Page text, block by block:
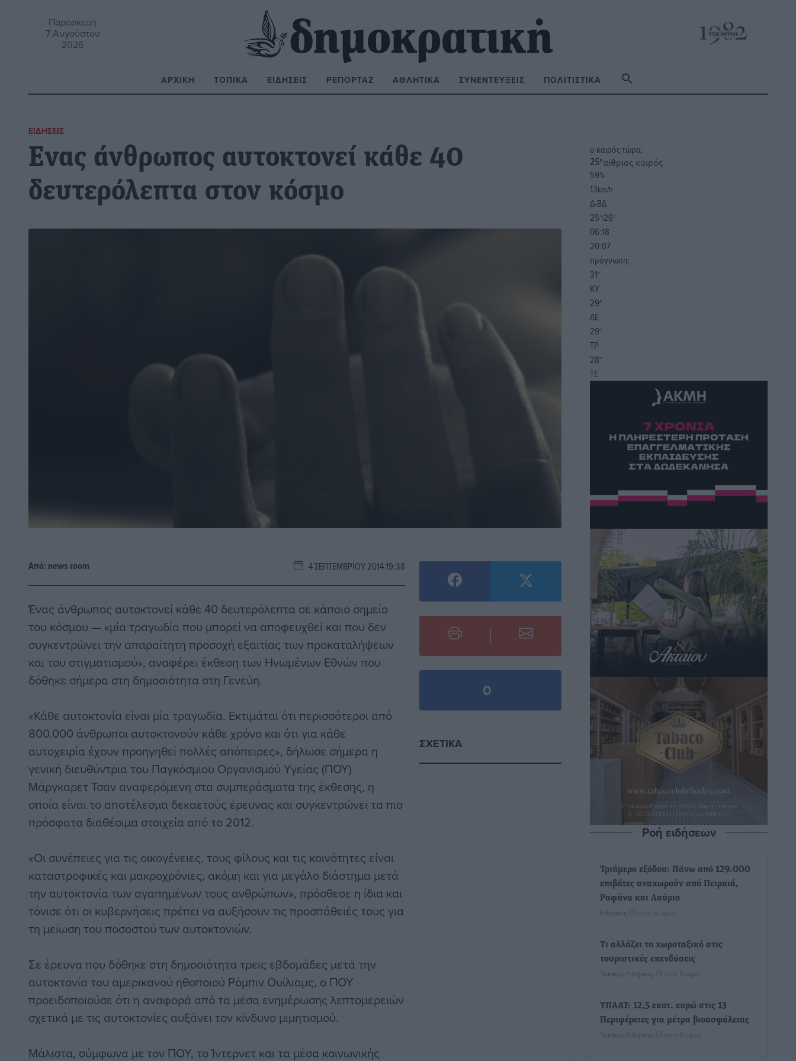
Παρασκευή
7 Αυγούστου
2026
ΑΡΧΙΚΉ ΤΟΠΙΚΆ ΕΙΔΉΣΕΙΣ ΡΕΠΟΡΤΆΖ ΑΘΛΗΤΙΚΆ ΣΥΝΕΝΤΕΎΞΕΙΣ ΠΟΛΙΤΙΣΤΙΚΆ
ΕΙΔΉΣΕΙΣ
Ενας άνθρωπος αυτοκτονεί κάθε 40
δευτερόλεπτα στον κόσμο
Από: news room 4 ΣΕΠΤΕΜΒΡΊΟΥ 2014 19:38
Ένας άνθρωπος αυτοκτονεί κάθε 40 δευτερόλεπτα σε κάποιο σημείο
του κόσμου — «μία τραγωδία που μπορεί να αποφευχθεί και που δεν
συγκεντρώνει την απαραίτητη προσοχή εξαιτίας των προκαταλήψεων
και του στιγματισμού», αναφέρει έκθεση των Ηνωμένων Εθνών που
δόθηκε σήμερα στη δημοσιότητα στη Γενεύη.
«Κάθε αυτοκτονία είναι μία τραγωδία. Εκτιμάται ότι περισσότεροι από
800.000 άνθρωποι αυτοκτονούν κάθε χρόνο και ότι για κάθε
αυτοχειρία έχουν προηγηθεί πολλές απόπειρες», δήλωσε σήμερα η
γενική διευθύντρια του Παγκόσμιου Οργανισμού Υγείας (ΠΟΥ)
Μάργκαρετ Τσαν αναφερόμενη στα συμπεράσματα της έκθεσης, η
οποία είναι το αποτέλεσμα δεκαετούς έρευνας και συγκεντρώνει τα πιο
πρόσφατα διαθέσιμα στοιχεία από το 2012.
«Οι συνέπειες για τις οικογένειες, τους φίλους και τις κοινότητες είναι
καταστροφικές και μακροχρόνιες, ακόμη και για μεγάλο διάστημα μετά
την αυτοκτονία των αγαπημένων τους ανθρώπων», πρόσθεσε η ίδια και
τόνισε ότι οι κυβερνήσεις πρέπει να αυξήσουν τις προσπάθειές τους για
τη μείωση του ποσοστού των αυτοκτονιών.
Σε έρευνα που δόθηκε στη δημοσιότητα τρεις εβδομάδες μετά την
αυτοκτονία του αμερικανού ηθοποιού Ρόμπιν Ουίλιαμς, ο ΠΟΥ
προειδοποιούσε ότι η αναφορά από τα μέσα ενημέρωσης λεπτομερειών
σχετικά με τις αυτοκτονίες αυξάνει τον κίνδυνο μιμητισμού.
Μάλιστα, σύμφωνα με τον ΠΟΥ, το Ίντερνετ και τα μέσα κοινωνικής
0
ΣΧΕΤΙΚΆ
o καιρός τώρα:
25°αίθριος καιρός
59%
13km/h
Δ-ΒΔ
25°/26°
06:18
20:07
πρόγνωση:
31°
ΚΥ
29°
ΔΕ
29°
ΤΡ
28°
ΤΕ
Ροή ειδήσεων
Τριήμερο εξόδου: Πάνω από 129.000
επιβάτες αναχωρούν από Πειραιά,
Ραφήνα και Λαύριο
Ειδήσεις πριν 5 ώρες
Τι αλλάζει το χωροταξικό στις
τουριστικές επενδύσεις
Τοπικές Ειδήσεις πριν 5 ώρες
ΥΠΑΑΤ: 12,5 εκατ. ευρώ στις 13
Περιφέρειες για μέτρα βιοασφάλειας
Τοπικές Ειδήσεις πριν 6 ώρες